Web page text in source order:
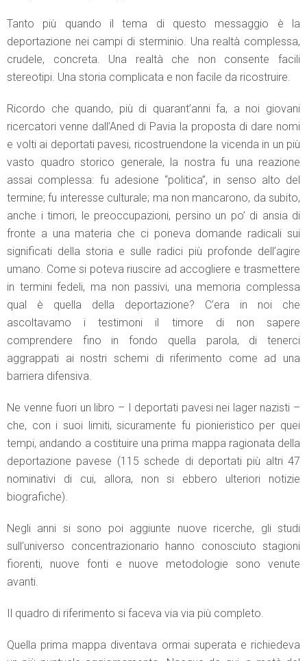
Tanto più quando il tema di questo messaggio è la
deportazione nei campi di sterminio. Una realtà complessa,
crudele, concreta. Una realtà che non consente facili
stereotipi. Una storia complicata e non facile da ricostruire.
Ricordo che quando, più di quarant’anni fa, a noi giovani
ricercatori venne dall’Aned di Pavia la proposta di dare nomi
e volti ai deportati pavesi, ricostruendone la vicenda in un più
vasto quadro storico generale, la nostra fu una reazione
assai complessa: fu adesione “politica”, in senso alto del
termine; fu interesse culturale; ma non mancarono, da subito,
anche i timori, le preoccupazioni, persino un po’ di ansia di
fronte a una materia che ci poneva domande radicali sui
significati della storia e sulle radici più profonde dell’agire
umano. Come si poteva riuscire ad accogliere e trasmettere
in termini fedeli, ma non passivi, una memoria complessa
qual è quella della deportazione? C’era in noi che
ascoltavamo i testimoni il timore di non sapere
comprendere fino in fondo quella parola, di tenerci
aggrappati ai nostri schemi di riferimento come ad una
barriera difensiva.
Ne venne fuori un libro – I deportati pavesi nei lager nazisti –
che, con i suoi limiti, sicuramente fu pionieristico per quei
tempi, andando a costituire una prima mappa ragionata della
deportazione pavese (115 schede di deportati più altri 47
nominativi di cui, allora, non si ebbero ulteriori notizie
biografiche).
Negli anni si sono poi aggiunte nuove ricerche, gli studi
sull’universo concentrazionario hanno conosciuto stagioni
fiorenti, nuove fonti e nuove metodologie sono venute
avanti.
Il quadro di riferimento si faceva via via più completo.
Quella prima mappa diventava ormai superata e richiedeva